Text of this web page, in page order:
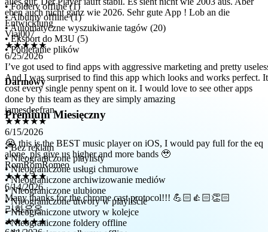
Entwicklung
Viaj007
★★★★★
6/25/2026
I’ve got used to find apps with aggressive marketing and pretty
And I was surprised to find this app which looks and works perfect. It
cost every single penny spent on it. I would love to see other apps
done by this team as they are simply amazing
jamesdeefran
★★★★★
6/15/2026
😭 this is the BEST music player on iOS, I would pay full for the eq
alone, pls give us higher and more bands 🥹
RomRomRomeo
★★★★★
6/14/2026
Many thanks for the chrome cast protocol!!! 💪🏻👍🏻👏🏻
리화유온
★★★★★
6/11/2026
ㅎ
• Foldery offline (1)
• Albumy offline (1)
• Automatyczne wyszukiwanie tagów (20)
• Eksport do M3U (5)
• Pobieranie plików
Darmowy
Premium Miesięczny
• Bez reklam
• Nieograniczone playlisty
• Nieograniczone usługi chmurowe
• Nieograniczone archiwizowanie mediów
• Nieograniczone ulubione
• Nieograniczone utwory w playliście
• Nieograniczone utwory w kolejce
• Nieograniczone foldery offline